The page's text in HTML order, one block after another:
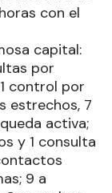
con el
capital:
por
control por
estrechos, 7
activa;
y 1 consulta
9 a